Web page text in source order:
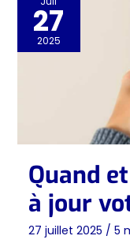
27
2025
Quand
à jour
27 juillet 2025 / 5